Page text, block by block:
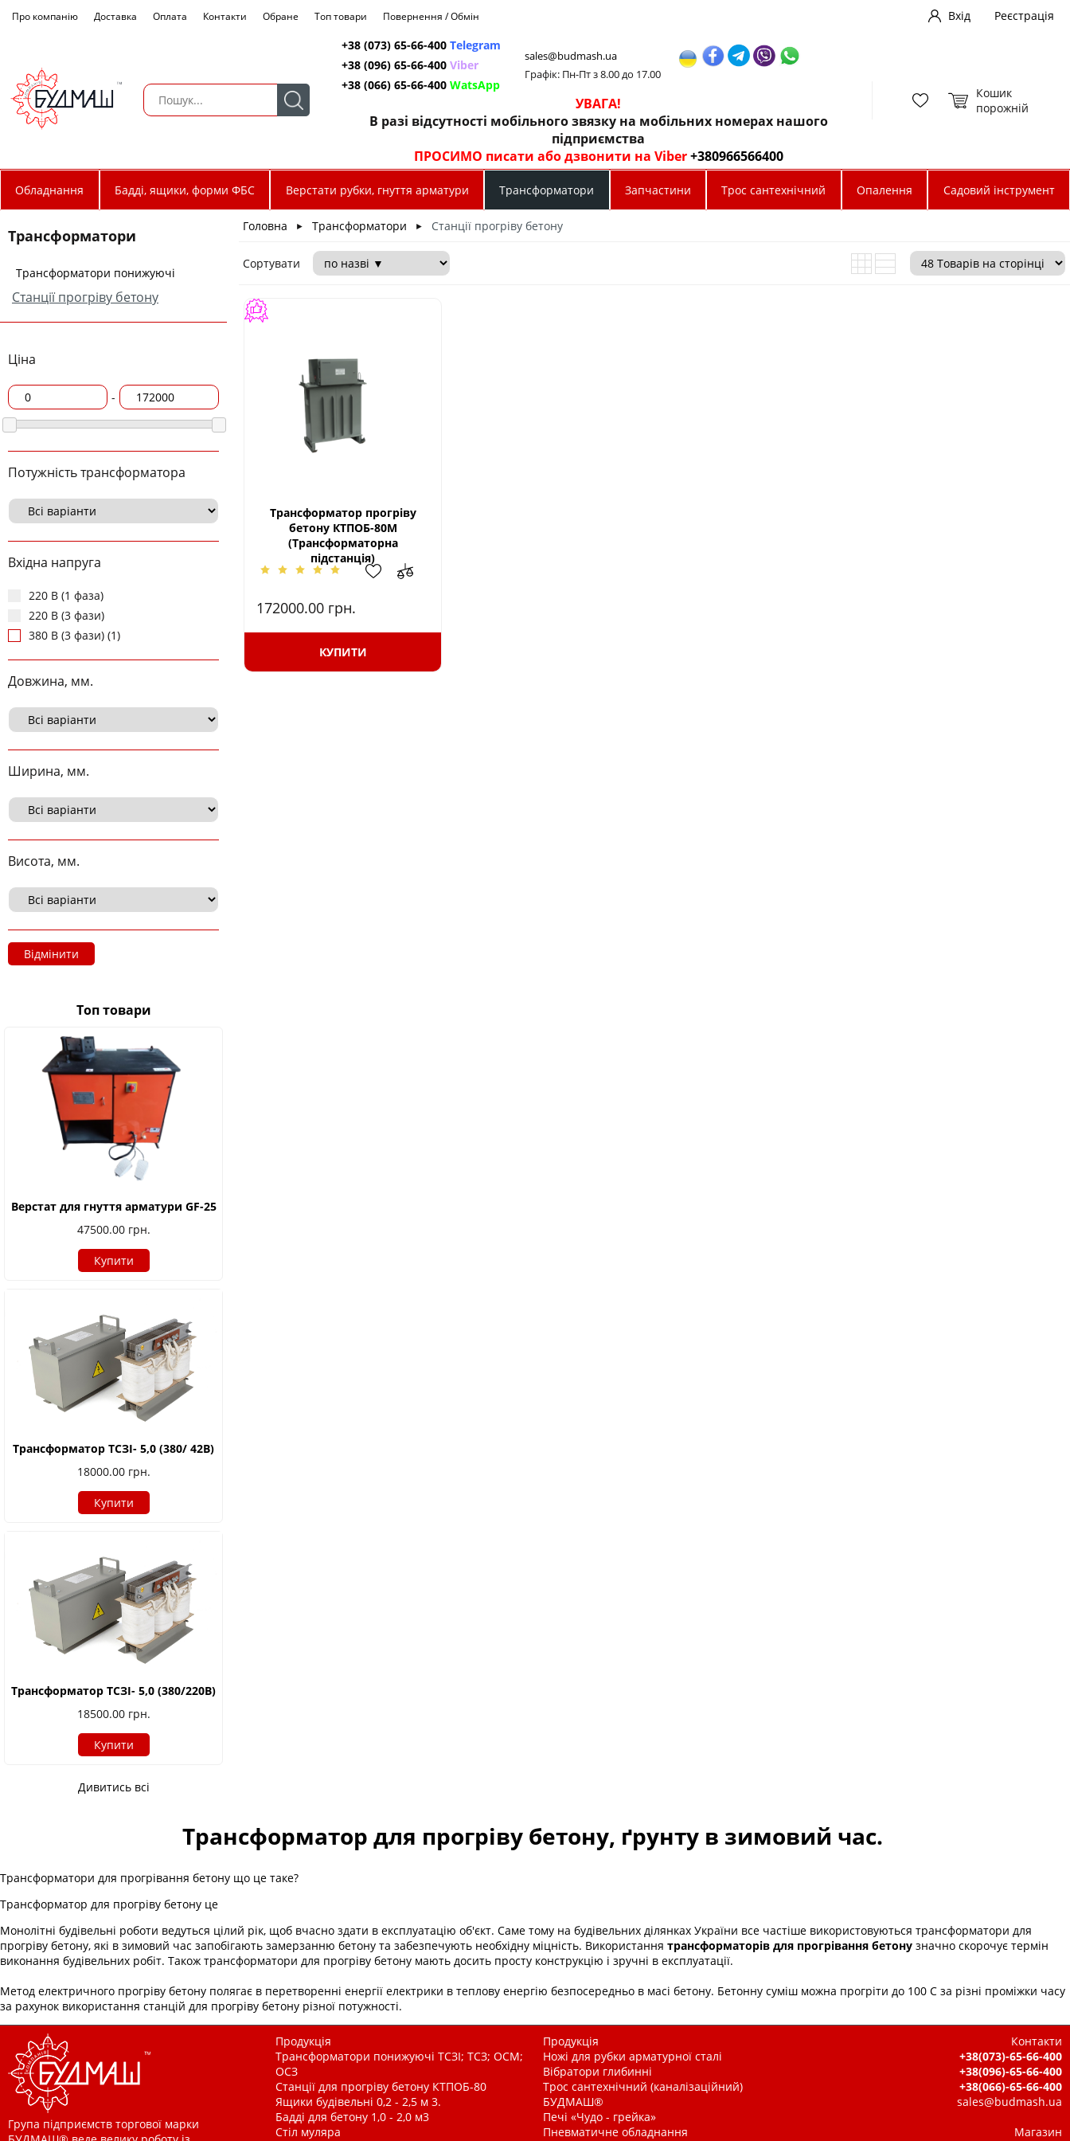
Про компанію Доставка Оплата Контакти Обране Топ товари Повернення / Обмін Вхід
Реєстрація
+38 (073) 65-66-400 Telegram
+38 (096) 65-66-400 Viber
+38 (066) 65-66-400 WatsApp
sales@budmash.ua
Графік: Пн-Пт з 8.00 до 17.00
УВАГА!
В разі відсутності мобільного звязку на мобільних номерах нашого
підприємства
ПРОСИМО писати або дзвонити на Viber+380966566400
Кошик
порожній
Обладнання Бадді, ящики, форми ФБС Верстати рубки, гнуття арматури Трансформатори Запчастини Трос сантехнічний Опалення Садовий інструмент
Трансформатори
Трансформатори понижуючі
Станції прогріву бетону
Ціна
-
Потужність трансформатора
Вхідна напруга
220 В (1 фаза)
220 В (3 фази)
380 В (3 фази) (1)
Довжина, мм.
Ширина, мм.
Висота, мм.
Відмінити
Топ товари
Верстат для гнуття арматури GF-25
47500.00 грн.
Купити
Трансформатор ТСЗІ- 5,0 (380/ 42В)
18000.00 грн.
Купити
Трансформатор ТСЗІ- 5,0 (380/220В)
18500.00 грн.
Купити
Дивитись всі
Головна ► Трансформатори ► Станції прогріву бетону
Сортувати
Трансформатор прогріву
бетону КТПОБ-80М
(Трансформаторна
підстанція)
172000.00 грн.
КУПИТИ
Трансформатор для прогріву бетону, ґрунту в зимовий час.
Трансформатори для прогрівання бетону що це таке?
Трансформатор для прогріву бетону це
Монолітні будівельні роботи ведуться цілий рік, щоб вчасно здати в експлуатацію об'єкт. Саме тому на будівельних ділянках України все частіше використовуються трансформатори для
прогріву бетону, які в зимовий час запобігають замерзанню бетону та забезпечують необхідну міцність. Використання трансформаторів для прогрівання бетону значно скорочує термін
виконання будівельних робіт. Також трансформатори для прогріву бетону мають досить просту конструкцію і зручні в експлуатації.
Метод електричного прогріву бетону полягає в перетворенні енергії електрики в теплову енергію безпосередньо в масі бетону. Бетонну суміш можна прогріти до 100 С за різні проміжки часу
за рахунок використання станцій для прогріву бетону різної потужності.
Група підприємств торгової марки
Продукція
Трансформатори понижуючі ТСЗІ; ТСЗ; ОСМ;
ОСЗ
Станції для прогріву бетону КТПОБ-80
Ящики будівельні 0,2 - 2,5 м 3.
Бадді для бетону 1,0 - 2,0 м3
Стіл муляра
Продукція
Ножі для рубки арматурної сталі
Вібратори глибинні
Трос сантехнічний (каналізаційний)
БУДМАШ®
Печі «Чудо - грейка»
Пневматичне обладнання
Контакти
+38(073)-65-66-400
+38(096)-65-66-400
+38(066)-65-66-400
sales@budmash.ua
Магазин